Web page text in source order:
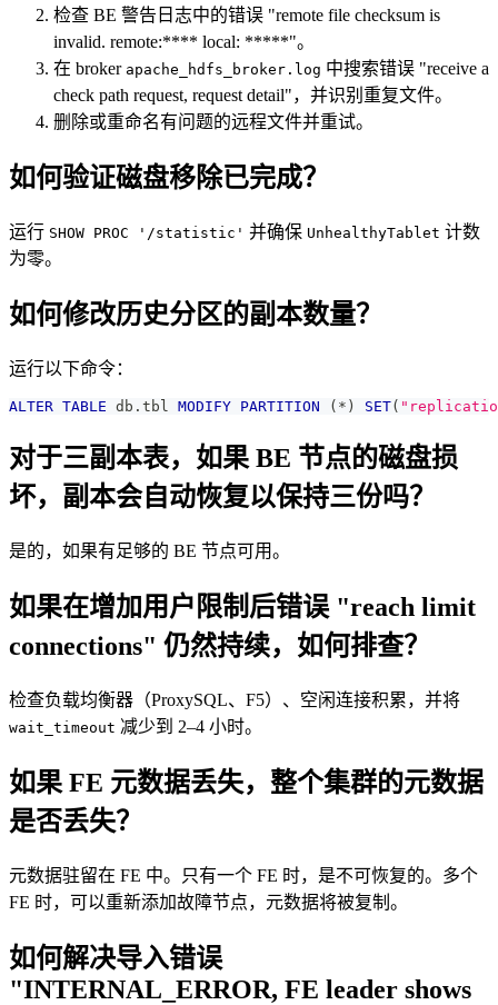
检查 BE 警告日志中的错误 "remote file checksum is
invalid. remote:**** local: *****"。
在 broker apache_hdfs_broker.log 中搜索错误 "receive a
check path request, request detail"，并识别重复文件。
删除或重命名有问题的远程文件并重试。
如何验证磁盘移除已完成？
运行 SHOW PROC '/statistic' 并确保 UnhealthyTablet 计数
为零。
如何修改历史分区的副本数量？
运行以下命令：
ALTER TABLE db . tbl MODIFY PARTITION ( * ) SET(
对于三副本表，如果 BE 节点的磁盘损
坏，副本会自动恢复以保持三份吗？
是的，如果有足够的 BE 节点可用。
如果在增加用户限制后错误 "reach limit
connections" 仍然持续，如何排查？
检查负载均衡器（ProxySQL、F5）、空闲连接积累，并将
wait_timeout 减少到 2–4 小时。
如果 FE 元数据丢失，整个集群的元数据
是否丢失？
元数据驻留在 FE 中。只有一个 FE 时，是不可恢复的。多个
FE 时，可以重新添加故障节点，元数据将被复制。
如何解决导入错误
"INTERNAL_ERROR, FE leader shows